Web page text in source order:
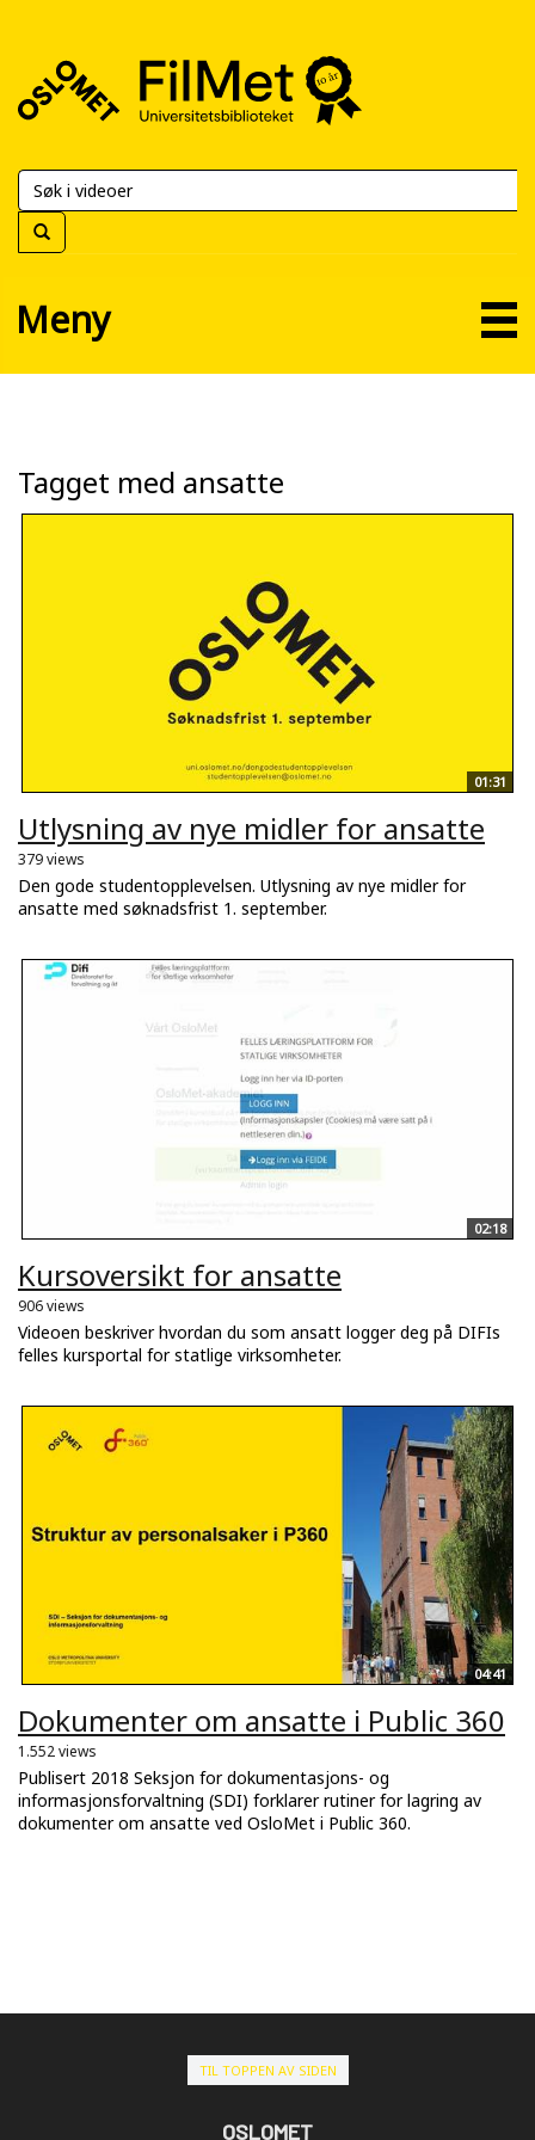
FilMet
Universitetsbiblioteket
Meny
Tagget med ansatte
01:31
Utlysning av nye midler for ansatte
379 views
Den gode studentopplevelsen. Utlysning av nye midler for
ansatte med søknadsfrist 1. september.
02:18
Kursoversikt for ansatte
906 views
Videoen beskriver hvordan du som ansatt logger deg på DIFIs
felles kursportal for statlige virksomheter.
04:41
Dokumenter om ansatte i Public 360
1.552 views
Publisert 2018 Seksjon for dokumentasjons- og
informasjonsforvaltning (SDI) forklarer rutiner for lagring av
dokumenter om ansatte ved OsloMet i Public 360.
TIL TOPPEN AV SIDEN
OSLOMET